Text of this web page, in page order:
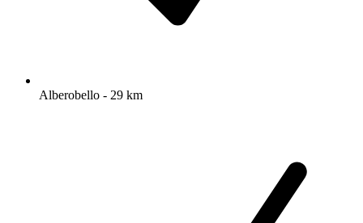
Alberobello - 29 km